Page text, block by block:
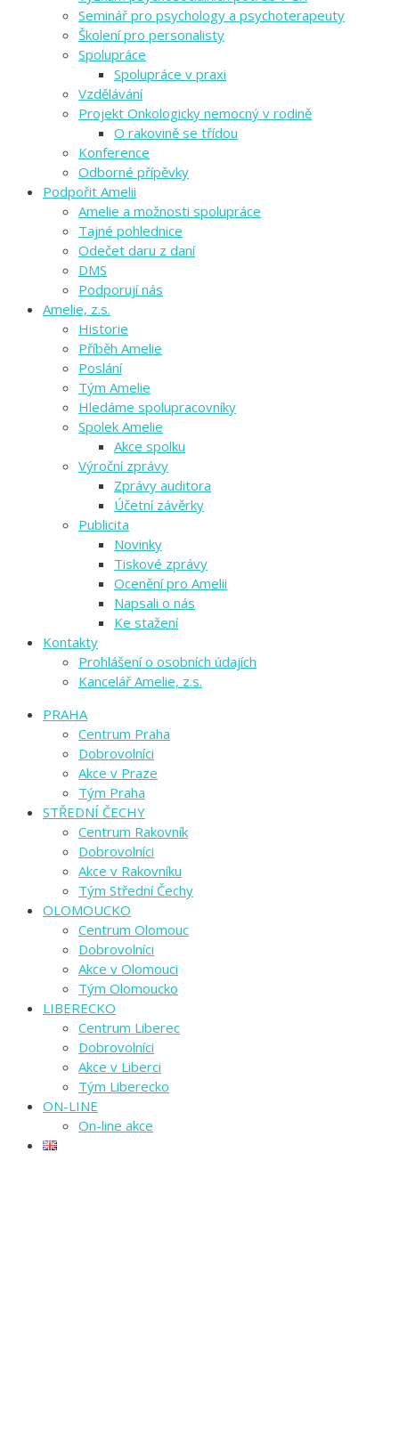
Seminář pro psychology a psychoterapeuty
Školení pro personalisty
Spolupráce
Spolupráce v praxi
Vzdělávání
Projekt Onkologicky nemocný v rodině
O rakovině se třídou
Konference
Odborné přípěvky
Podpořit Amelii
Amelie a možnosti spolupráce
Tajné pohlednice
Odečet daru z daní
DMS
Podporují nás
Amelie, z.s.
Historie
Příběh Amelie
Poslání
Tým Amelie
Hledáme spolupracovníky
Spolek Amelie
Akce spolku
Výroční zprávy
Zprávy auditora
Účetní závěrky
Publicita
Novinky
Tiskové zprávy
Ocenění pro Amelii
Napsali o nás
Ke stažení
Kontakty
Prohlášení o osobních údajích
Kancelář Amelie, z.s.
PRAHA
Centrum Praha
Dobrovolníci
Akce v Praze
Tým Praha
STŘEDNÍ ČECHY
Centrum Rakovník
Dobrovolníci
Akce v Rakovníku
Tým Střední Čechy
OLOMOUCKO
Centrum Olomouc
Dobrovolníci
Akce v Olomouci
Tým Olomoucko
LIBERECKO
Centrum Liberec
Dobrovolníci
Akce v Liberci
Tým Liberecko
ON-LINE
On-line akce